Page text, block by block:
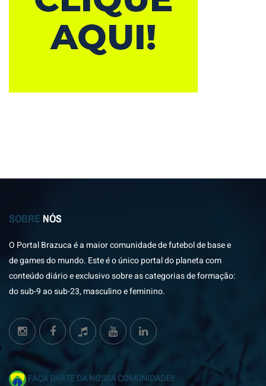
SOBRE NÓS
O Portal Brazuca é a maior comunidade de futebol de base e
de games do mundo. Este é o único portal do planeta com
conteúdo diário e exclusivo sobre as categorias de formação:
do sub-9 ao sub-23, masculino e feminino.
FAÇA PARTE DA NOSSA COMUNIDADE!!